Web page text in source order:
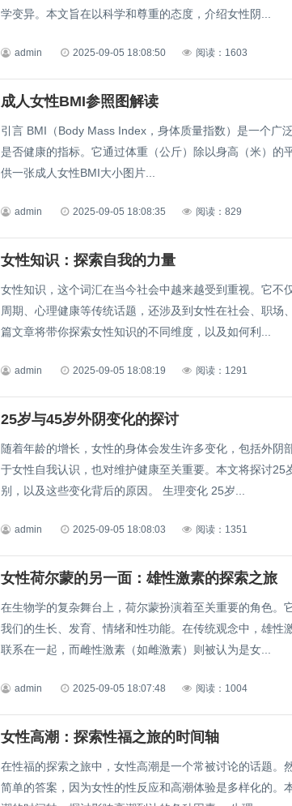
学变异。本文旨在以科学和尊重的态度，介绍女性阴...
admin 2025-09-05 18:08:50 阅读：1603
成人女性BMI参照图解读
引言 BMI（Body Mass Index，身体质量指数）是一个广
是否健康的指标。它通过体重（公斤）除以身高（米）的
供一张成人女性BMI大小图片...
admin 2025-09-05 18:08:35 阅读：829
女性知识：探索自我的力量
女性知识，这个词汇在当今社会中越来越受到重视。它不
周期、心理健康等传统话题，还涉及到女性在社会、职场
篇文章将带你探索女性知识的不同维度，以及如何利...
admin 2025-09-05 18:08:19 阅读：1291
25岁与45岁外阴变化的探讨
随着年龄的增长，女性的身体会发生许多变化，包括外阴
于女性自我认识，也对维护健康至关重要。本文将探讨25
别，以及这些变化背后的原因。 生理变化 25岁...
admin 2025-09-05 18:08:03 阅读：1351
女性荷尔蒙的另一面：雄性激素的探索之旅
在生物学的复杂舞台上，荷尔蒙扮演着至关重要的角色。
我们的生长、发育、情绪和性功能。在传统观念中，雄性
联系在一起，而雌性激素（如雌激素）则被认为是女...
admin 2025-09-05 18:07:48 阅读：1004
女性高潮：探索性福之旅的时间轴
在性福的探索之旅中，女性高潮是一个常被讨论的话题。
简单的答案，因为女性的性反应和高潮体验是多样化的。